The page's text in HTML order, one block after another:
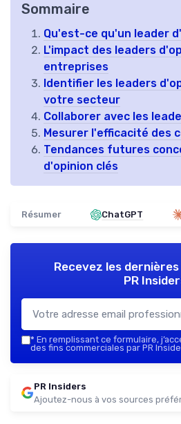
Sommaire
Qu'est-ce qu'un leader
L'impact des leaders
entreprises
Identifier les leaders
votre secteur
Collaborer avec les
Mesurer l'efficacité des
Tendances futures
d'opinion clés
Résumer ChatGPT
Recevez les
PR
* En remplissant ce formulaire,
des fins commerciales par PR
PR Insiders
Ajoutez-nous à vos sources